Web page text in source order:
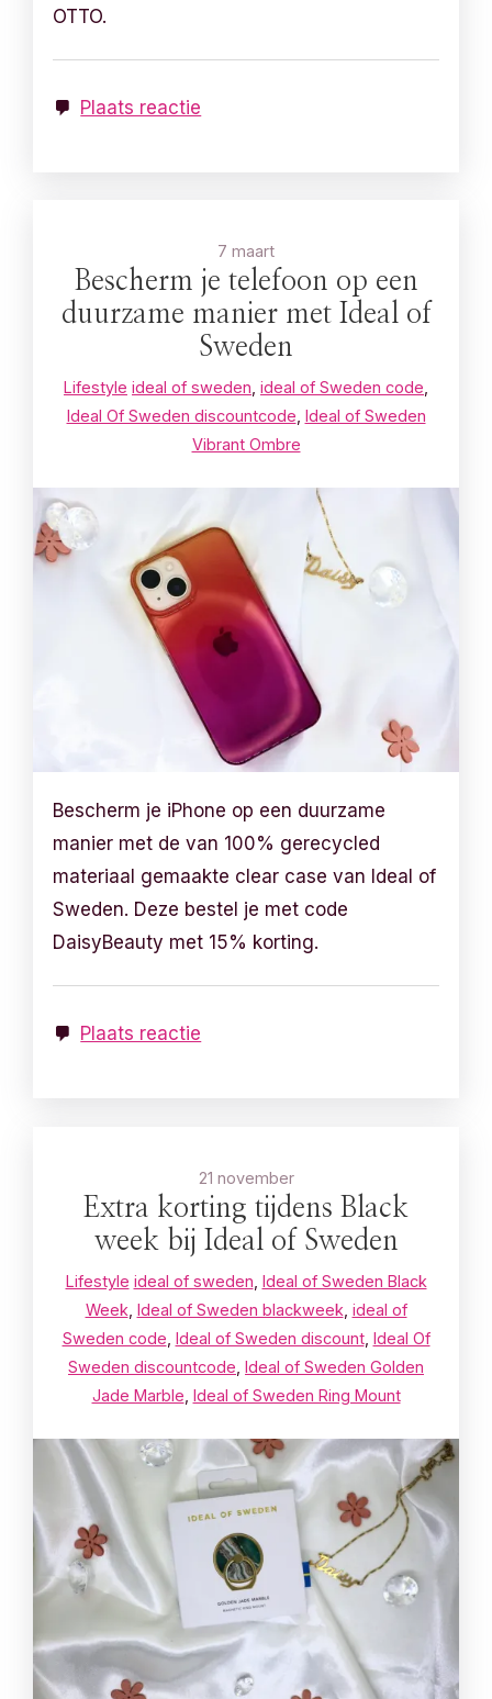
OTTO.
Plaats reactie
7 maart
Bescherm je telefoon op een
duurzame manier met Ideal of
Sweden
Lifestyle ideal of sweden, ideal of Sweden code,
Ideal Of Sweden discountcode, Ideal of Sweden
Vibrant Ombre
Bescherm je iPhone op een duurzame
manier met de van 100% gerecycled
materiaal gemaakte clear case van Ideal of
Sweden. Deze bestel je met code
DaisyBeauty met 15% korting.
Plaats reactie
21 november
Extra korting tijdens Black
week bij Ideal of Sweden
Lifestyle ideal of sweden Ideal of Sweden Black
Week Ideal of Sweden blackweek ideal of
Sweden code Ideal of Sweden discount, Ideal Of
Sweden discountcode Ideal of Sweden Golden
Jade Marble Ideal of Sweden Ring Mount